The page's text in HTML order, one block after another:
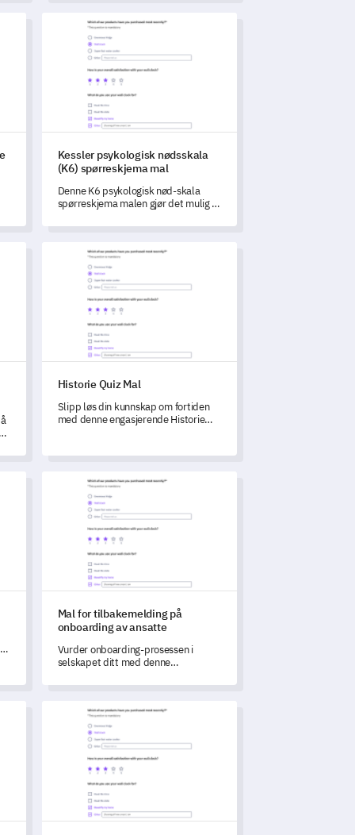
av opplæringsøkter
Kessler psykologisk nødsskala (K6) spørreskjema mal
Kessler psykologisk nødsskala
(K6) spørreskjema mal
Denne K6 psykologisk nød-skala
spørreskjema malen gjør det mulig å
individers mentale helse i løpet av
instruktør
Historie Quiz Mal
Historie Quiz Mal
Slipp løs din kunnskap om fortiden
med denne engasjerende Historie
Mal for tilbakemelding på onboarding av ansatte
Mal for tilbakemelding på
onboarding av ansatte
Vurder onboarding-prosessen i
selskapet ditt med denne
Mal for skoleopptaksform